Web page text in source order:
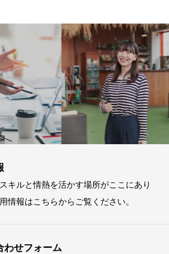
キルと情熱を活かす場所がここにあり
情報はこちらからご覧ください。
わせフォーム